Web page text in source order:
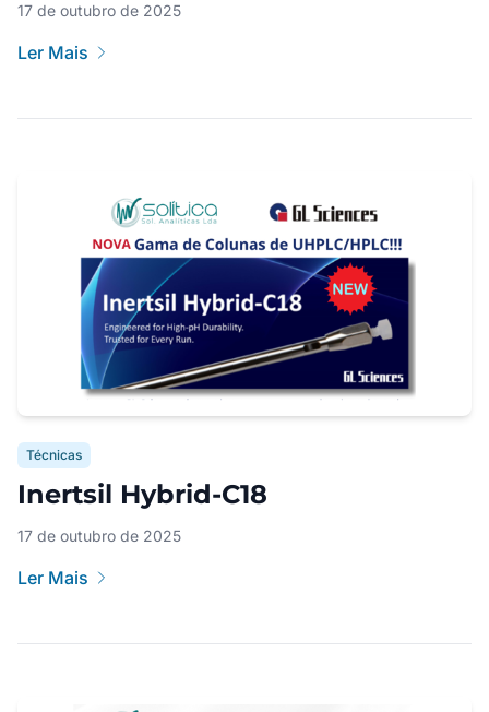
17 de outubro de 2025
Ler Mais
Técnicas
Inertsil Hybrid-C18
17 de outubro de 2025
Ler Mais